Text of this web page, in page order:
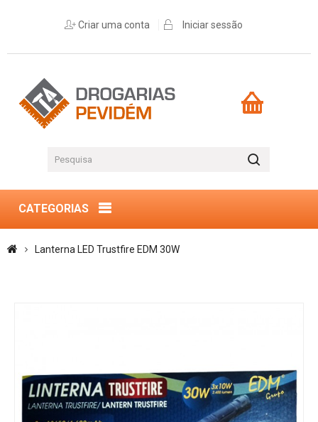
Criar uma conta Iniciar sessão
CATEGORIAS
Lanterna LED Trustfire EDM 30W